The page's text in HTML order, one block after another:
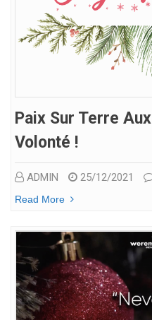
Paix Sur Terre
Volonté !
ADMIN 25/12/2021
Read More